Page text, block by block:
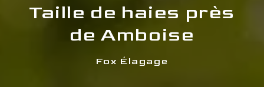
Taille de haies près
de Amboise
Fox Élagage